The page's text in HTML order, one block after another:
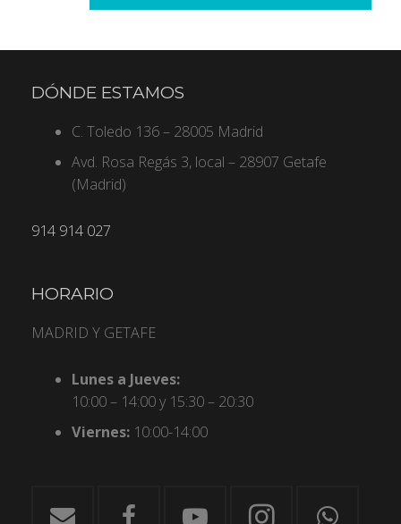
DÓNDE ESTAMOS
C. Toledo 136 – 28005 Madrid
Avd. Rosa Regás 3, local – 28907 Getafe
(Madrid)
914 914 027
HORARIO
MADRID Y GETAFE
Lunes a Jueves:
10:00 – 14:00 y 15:30 – 20:30
Viernes: 10:00-14:00